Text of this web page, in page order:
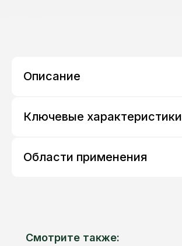
Описание
Ключевые характеристики
Области применения
Смотрите также: